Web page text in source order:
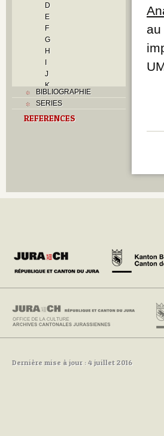
D
E
F
G
H
I
J
K
L
M
N
U
BIBLIOGRAPHIE
SERIES
REFERENCES
Dernière mise à jour : 4 juillet 2016